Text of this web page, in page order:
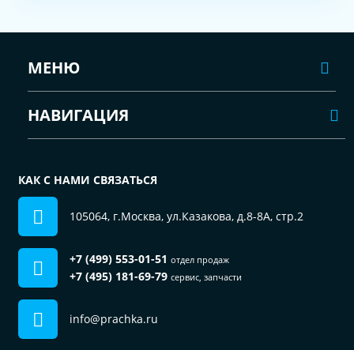
МЕНЮ
НАВИГАЦИЯ
КАК С НАМИ СВЯЗАТЬСЯ
105064, г.Москва, ул.Казакова, д.8-8А, стр.2
+7 (499) 553-01-51 отдел продаж
+7 (495) 181-69-79 сервис, запчасти
info@prachka.ru